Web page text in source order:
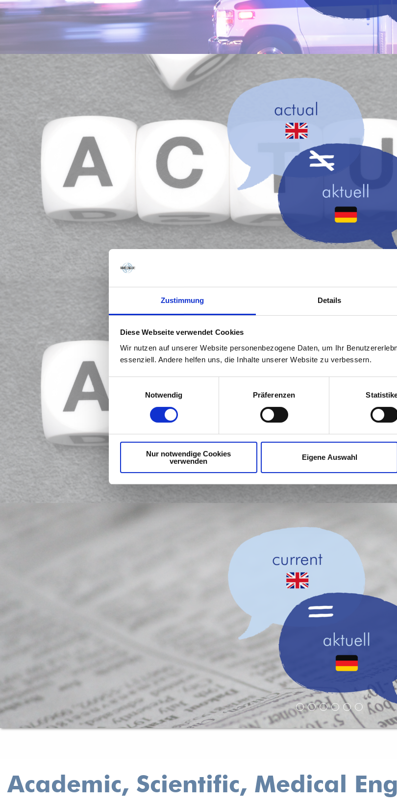
Zustimmung Details
Diese Webseite verwendet Cookies
Wir nutzen auf unserer Website personenbezogene Daten, um Ihr
essenziell. Andere helfen uns, die Inhalte unserer Website zu verbessern.
Notwendig
Präferenzen
Nur notwendige Cookies
verwenden
Eigene Auswahl
Academic, Scientific, Medical